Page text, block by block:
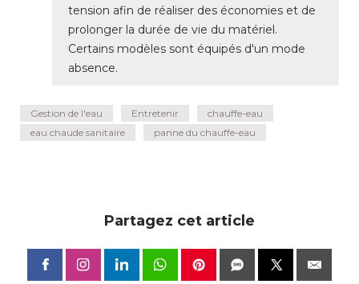
tension afin de réaliser des économies et de
prolonger la durée de vie du matériel.
Certains modèles sont équipés d'un mode
absence.
Gestion de l'eau Entretenir
chauffe-eau
eau chaude sanitaire
panne du chauffe-eau
Partagez cet article